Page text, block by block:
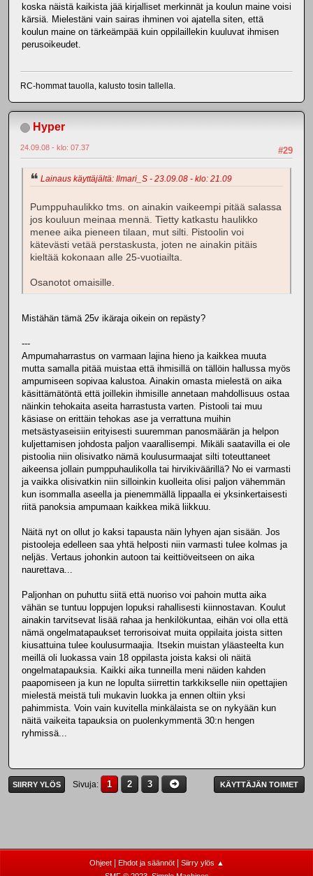
koska näistä kaikista jää kirjalliset merkinnät ja koulun maine voisi
kärsiä. Mielestäni vain sairas ihminen voi ajatella siten, että
koulun maine on tärkeämpää kuin oppilaillekin kuuluvat ihmisen
perusoikeudet.
RC-hommat tauolla, kalusto tosin tallella.
Hyper
#29
24.09.08 - klo: 07.37
Lainaus käyttäjältä: Ilmari_S - 23.09.08 - klo: 21.09
Pumppuhaulikko tms. on ainakin vaikeempi pitää salassa
jos kouluun meinaa mennä. Tietty katkastu haulikko
menee aika pieneen tilaan, mut silti. Pistoolin voi
kätevästi vetää perstaskusta, joten ne ainakin pitäis
kieltää kokonaan alle 25-vuotiailta.
Osanotot omaisille.
Mistähän tämä 25v ikäraja oikein on repästy?
---
Ampumaharrastus on varmaan lajina hieno ja kaikkea muuta
mutta samalla pitää muistaa että ihmisillä on tällöin hallussa myös
ampumiseen sopivaa kalustoa. Ainakin omasta mielestä on aika
käsittämätöntä että joillekin ihmisille annetaan mahdollisuus ostaa
näinkin tehokaita aseita harrastusta varten. Pistooli tai muu
käsiase on erittäin tehokas ase ja verrattuna muihin
metsästyaseisiin erityisesti suuremman panosmäärän ja helpon
kuljettamisen johdosta paljon vaarallisempi. Mikäli saatavilla ei ole
pistoolia niin olisivatko nämä koulusurmaajat silti toteuttaneet
aikeensa jollain pumppuhaulikolla tai hirvikiväärillä? No ei varmasti
ja vaikka olisivatkin niin silloinkin kuolleita olisi paljon vähemmän
kun isommalla aseella ja pienemmällä lippaalla ei yksinkertaisesti
riitä panoksia ampumaan kaikkea mikä liikkuu.
Näitä nyt on ollut jo kaksi tapausta näin lyhyen ajan sisään. Jos
pistooleja edelleen saa yhtä helposti niin varmasti tulee kolmas ja
neljäs. Vertaus johonkin autoon tai keittiöveitseen on aika
naurettava...
Paljonhan on puhuttu siitä että nuoriso voi pahoin mutta aika
vähän se tuntuu loppujen lopuksi rahallisesti kiinnostavan. Koulut
ainakin tarvitsevat lisää rahaa ja henkilökuntaa, eihän voi olla että
nämä ongelmatapaukset terrorisoivat muita oppilaita joista sitten
kiusattuina tulee koulusurmaajia. Itsekin muistan yläasteelta kun
meillä oli luokassa vain 18 oppilasta joista kaksi oli näitä
ongelmatapauksia. Kaikki aika tunneilla meni näiden kahden
paapomiseen ja kun ne lopulta siirrettin tarkkikselle niin opettajien
mielestä meistä tuli mukavin luokka ja ennen oltiin yksi
pahimmista. Voin vain kuvitella minkälaista se on nykyään kun
näitä vaikeita tapauksia on puolenkymmentä 30:n hengen
ryhmissä...
SIIRRY YLÖS Sivuja 1 2 3 KÄYTTÄJÄN TOIMET
Ohjeet| Ehdot ja säännöt| Siirry ylös ▲